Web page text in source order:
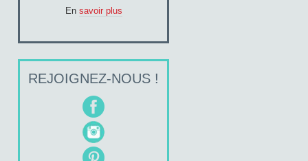
En savoir plus
REJOIGNEZ-NOUS !